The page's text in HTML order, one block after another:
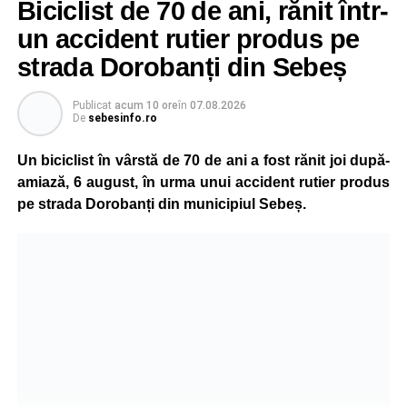
Biciclist de 70 de ani, rănit într-
un accident rutier produs pe
strada Dorobanți din Sebeș
Publicat acum 10 oreîn 07.08.2026
De sebesinfo.ro
Un biciclist în vârstă de 70 de ani a fost rănit joi după-
amiază, 6 august, în urma unui accident rutier produs
pe strada Dorobanți din municipiul Sebeș.